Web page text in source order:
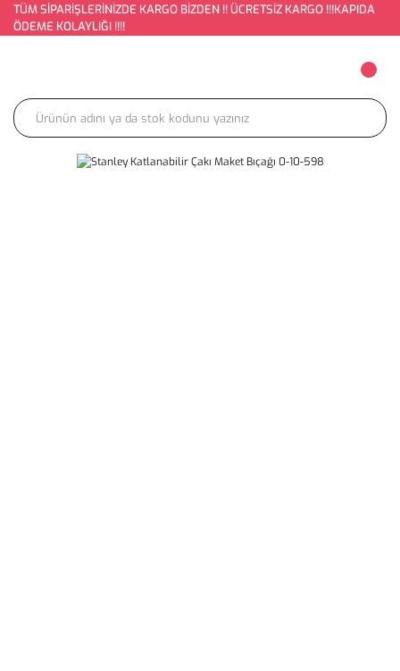
TÜM SİPARİŞLERİNİZDE KARGO BİZDEN !! ÜCRETSİZ KARGO !!!KAPIDA
ÖDEME KOLAYLIĞI !!!!